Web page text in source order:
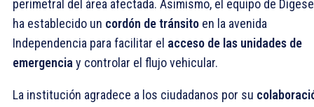
perimetral del área afectada. Asimismo, el equipo de
ha establecido un cordón de tránsito en la avenida
Independencia para facilitar el acceso de las unidades de
emergencia y controlar el flujo vehicular.
La institución agradece a los ciudadanos por su